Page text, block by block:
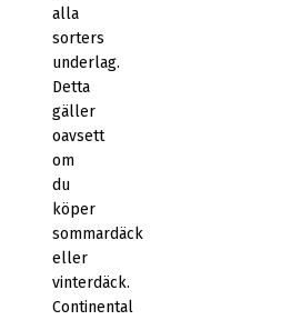
alla
sorters
underlag.
Detta
gäller
oavsett
om
du
köper
sommardäck
eller
vinterdäck.
Continental